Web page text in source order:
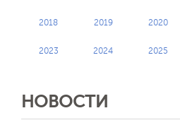
2018 2019 2020
2023 2024 2025
НОВОСТИ